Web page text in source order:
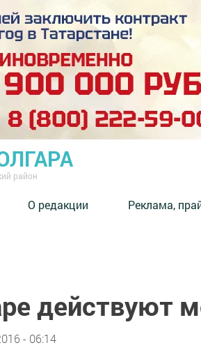
район
О редакции Реклама,
действуют
- 06:14